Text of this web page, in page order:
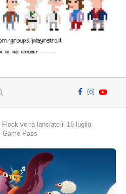
Flock verrà lanciato il 16 luglio
Game Pass